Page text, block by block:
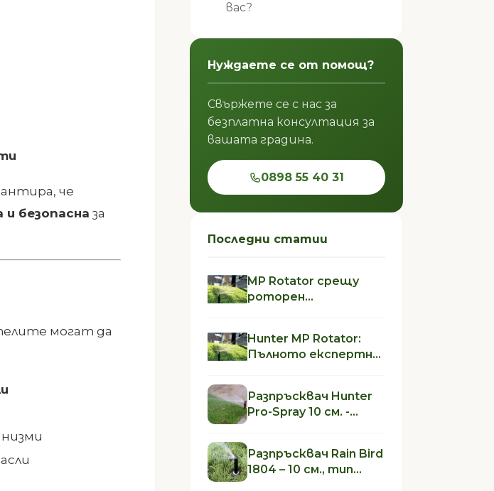
че
и безопасна за
могат да
вас?
Нуждаете се от помощ?
Свържете се с нас за
безплатна консултация за
вашата градина.
0898 55 40 31
Последни статии
MP Rotator срещу
роторен
др.)
Hunter MP Rotator:
Пълното експертно
монтаж
Разпръсквач Hunter
Pro-Spray 10 см. -
разпръсквач на
Hunter Industries?
Разпръсквач Rain Bird
1804 – 10 см., тип